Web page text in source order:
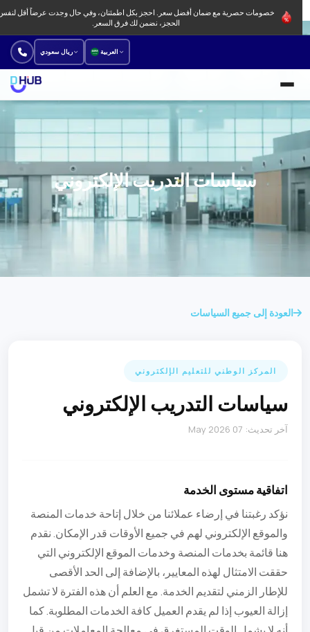
خصومات حصرية مع ضمان أفضل سعر. احجز بكل اطمئنان، وفي حال وجدت عرضاً أقل لنفس
الحجز، نضمن لك فرق السعر.
ريال سعودي العربية
عروض
جديد
طريقة الحجز
سياسات التدريب الإلكتروني
العودة إلى جميع السياسات
المركز الوطني للتعليم الإلكتروني
سياسات التدريب الإلكتروني
آخر تحديث: 07 May 2026
اتفاقية مستوى الخدمة
نؤكد رغبتنا في إرضاء عملائنا من خلال إتاحة خدمات المنصة
والموقع الإلكتروني لهم في جميع الأوقات قدر الإمكان. نقدم
هنا قائمة بخدمات المنصة وخدمات الموقع الإلكتروني التي
حققت الامتثال لهذه المعايير، بالإضافة إلى الحد الأقصى
للإطار الزمني لتقديم الخدمة. مع العلم أن هذه الفترة لا تشمل
إزالة العيوب إذا لم يقدم العميل كافة الخدمات المطلوبة. كما